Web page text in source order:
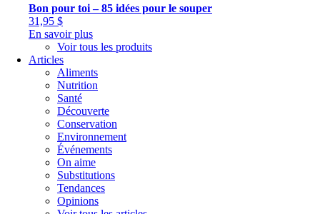
Bon pour toi – 85 idées pour le souper
31,95 $
En savoir plus
Voir tous les produits
Articles
Aliments
Nutrition
Santé
Découverte
Conservation
Environnement
Événements
On aime
Substitutions
Tendances
Opinions